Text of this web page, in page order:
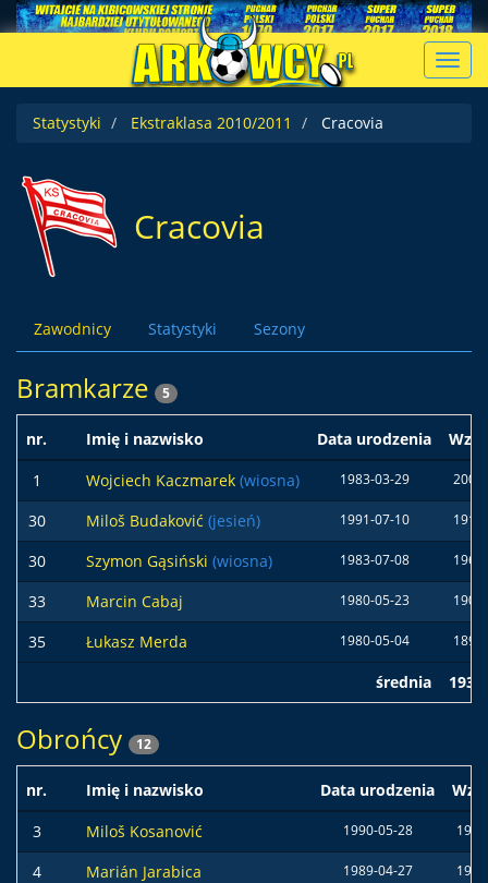
Statystyki
Ekstraklasa 2010/2011 Cracovia
Cracovia
Zawodnicy Statystyki Sezony
Bramkarze 5
nr. Imię i nazwisko Data urodzenia
1
Wojciech Kaczmarek (wiosna) 1983-03-29 200
30 Miloš Budaković (jesień) 1991-07-10 191
30 Szymon Gąsiński (wiosna) 1983-07-08 196
33 Marcin Cabaj 1980-05-23 190
35 Łukasz Merda 1980-05-04 189
średnia 193
Obrońcy 12
nr. Imię i nazwisko Data urodzenia
3
Miloš Kosanović 1990-05-28 191
4 Marián Jarabica 1989-04-27 193